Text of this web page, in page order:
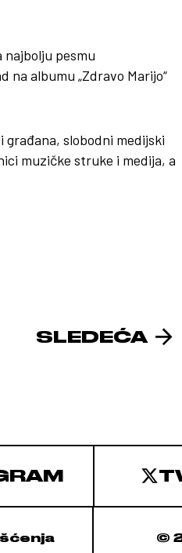
najbolju pesmu
na albumu „Zdravo Marijo“
slobodni medijski
muzičke struke i medija, a
SLEDEĆA
©